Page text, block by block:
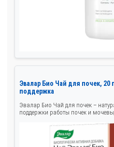
Эвалар Био Чай для почек, 20
поддержка
Эвалар Био Чай для почек –
поддержки работы почек и